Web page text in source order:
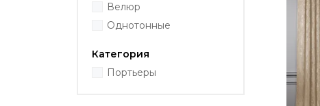
Велюр
Однотонные
Категория
Портьеры